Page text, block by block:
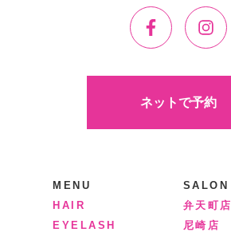
ネットで予約
MENU
HAIR
EYELASH
SALON
弁天町店
尼崎店